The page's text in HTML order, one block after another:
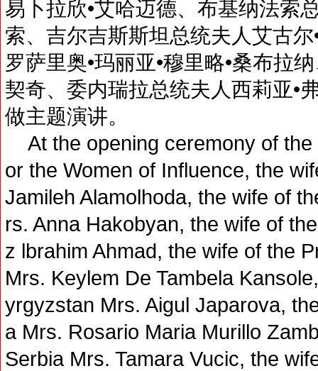
易卜拉欣•艾哈迈德、布基纳法索
索、吉尔吉斯斯坦总统夫人艾古
罗萨里奥•玛丽亚•穆里略•桑布拉
契奇、委内瑞拉总统夫人西莉亚•
做主题演讲。
At the opening ceremony of
or the Women of Influence, the
Jamileh Alamolhoda, the wife of
rs. Anna Hakobyan, the wife of
z lbrahim Ahmad, the wife of the
Mrs. Keylem De Tambela
yrgyzstan Mrs. Aigul Japarova,
a Mrs. Rosario Maria Murillo
Serbia Mrs. Tamara Vucic, the